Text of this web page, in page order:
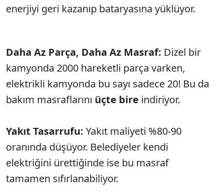
enerjiyi geri kazanıp bataryasına yüklüyor.
Daha Az Parça, Daha Az Masraf: Dizel bir
kamyonda 2000 hareketli parça varken,
elektrikli kamyonda bu sayı sadece 20! Bu da
bakım masraflarını üçte bire indiriyor.
Yakıt Tasarrufu: Yakıt maliyeti %80-90
oranında düşüyor. Belediyeler kendi
elektriğini ürettiğinde ise bu masraf
tamamen sıfırlanabiliyor.